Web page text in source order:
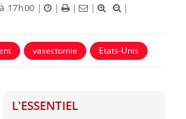
17h00 | | | |
|
vasectomie Etats-Unis
L'ESSENTIEL